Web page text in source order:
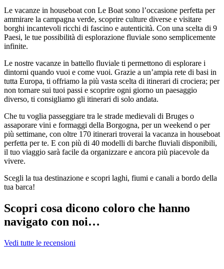
Le vacanze in houseboat con Le Boat sono l’occasione perfetta per
ammirare la campagna verde, scoprire culture diverse e visitare
borghi incantevoli ricchi di fascino e autenticità. Con una scelta di 9
Paesi, le tue possibilità di esplorazione fluviale sono semplicemente
infinite.
Le nostre vacanze in battello fluviale ti permettono di esplorare i
dintorni quando vuoi e come vuoi. Grazie a un’ampia rete di basi in
tutta Europa, ti offriamo la più vasta scelta di itinerari di crociera; per
non tornare sui tuoi passi e scoprire ogni giorno un paesaggio
diverso, ti consigliamo gli itinerari di solo andata.
Che tu voglia passeggiare tra le strade medievali di Bruges o
assaporare vini e formaggi della Borgogna, per un weekend o per
più settimane, con oltre 170 itinerari troverai la vacanza in houseboat
perfetta per te. E con più di 40 modelli di barche fluviali disponibili,
il tuo viaggio sarà facile da organizzare e ancora più piacevole da
vivere.
Scegli la tua destinazione e scopri laghi, fiumi e canali a bordo della
tua barca!
Scopri cosa dicono coloro che hanno
navigato con noi…
Vedi tutte le recensioni